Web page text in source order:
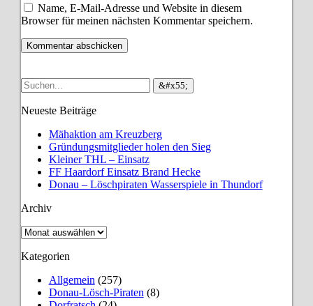
Name, E-Mail-Adresse und Website in diesem
Browser für meinen nächsten Kommentar speichern.
Neueste Beiträge
Mähaktion am Kreuzberg
Gründungsmitglieder holen den Sieg
Kleiner THL – Einsatz
FF Haardorf Einsatz Brand Hecke
Donau – Löschpiraten Wasserspiele in Thundorf
Archiv
Archiv
Kategorien
Allgemein (257)
Donau-Lösch-Piraten (8)